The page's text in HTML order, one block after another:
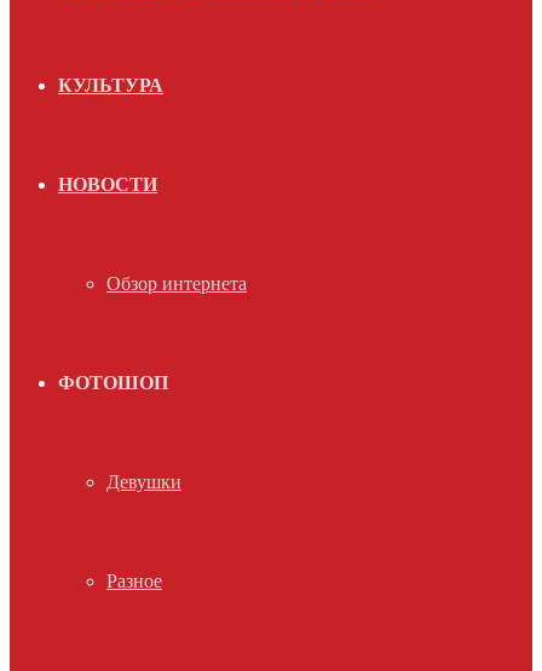
КУЛЬТУРА
НОВОСТИ
Обзор интернета
ФОТОШОП
Девушки
Разное